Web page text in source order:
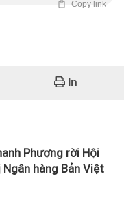
Copy link
In
Phượng rời Hội
hàng Bản Việt